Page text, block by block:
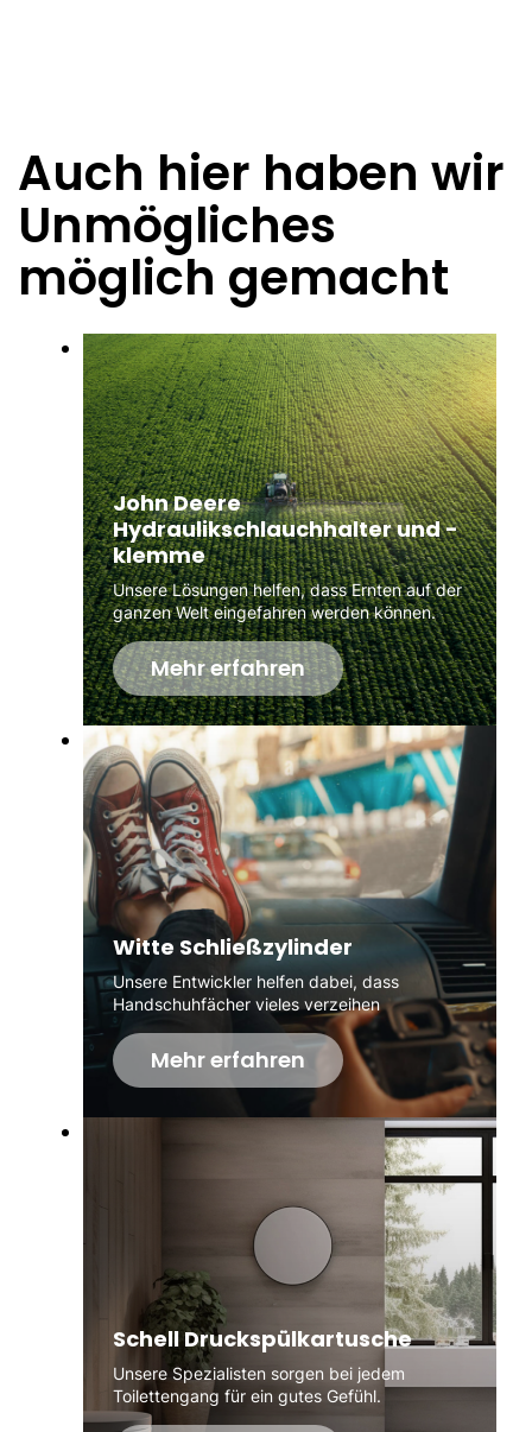
Auch hier haben wir
Unmögliches
möglich gemacht
John Deere
Hydraulikschlauchhalter und -
klemme
Unsere Lösungen helfen, dass Ernten auf der
ganzen Welt eingefahren werden können.
Mehr erfahren
Witte Schließzylinder
Unsere Entwickler helfen dabei, dass
Handschuhfächer vieles verzeihen
Mehr erfahren
Schell Druckspülkartusche
Unsere Spezialisten sorgen bei jedem
Toilettengang für ein gutes Gefühl.